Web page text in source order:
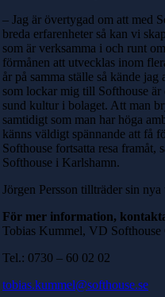
– Jag är övertygad om att med
breda erfarenheter så kan vi
som är verksamma i och runt
förmånen att utvecklas inom
år på samma ställe så kände
som lockar mig till Softhouse är
sund kultur i bolaget. Att man
samtidigt som man har höga
känns väldigt spännande att få
Softhouse fortsatta resa framåt,
Softhouse i Karlshamn.
Jörgen Persson tillträder sin
För mer information,
Tobias Kummel, VD
Tel.: 0730 – 60 02 02
tobias.kummel@softhouse.se